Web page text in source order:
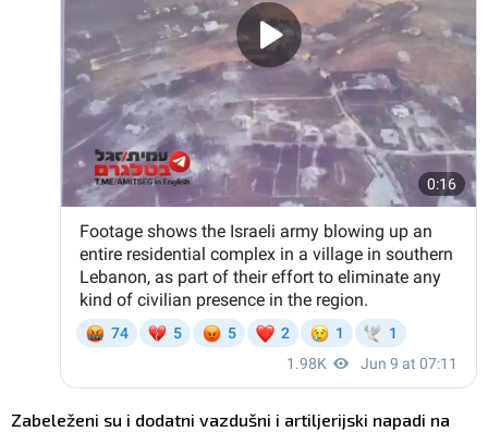
Zabeleženi su i dodatni vazdušni i artiljerijski napadi na